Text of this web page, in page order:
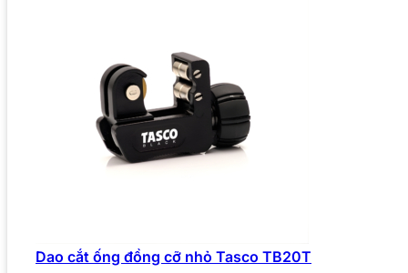
Dao cắt ống đồng cỡ nhỏ Tasco TB20T